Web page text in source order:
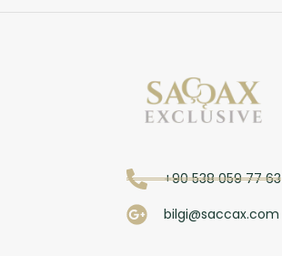
+90 538 059 77 63
bilgi@saccax.com